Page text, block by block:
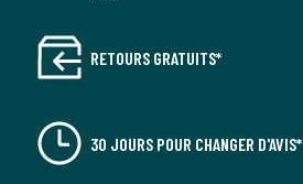
RETOURS GRATUITS*
30 JOURS POUR CHANGER D'AVIS*